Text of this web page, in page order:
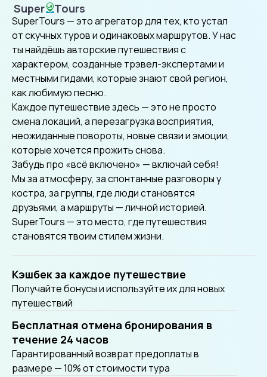
Super Tours
SuperTours
SuperTours — это агрегатор для тех, кто устал
от скучных туров и одинаковых маршрутов. У нас
ты найдёшь авторские путешествия с
характером, созданные трэвел-экспертами и
местными гидами, которые знают свой регион,
как любимую песню.
Каждое путешествие здесь — это не просто
смена локаций, а перезагрузка восприятия,
неожиданные повороты, новые связи и эмоции,
которые хочется прожить снова.
Забудь про «всё включено» — включай себя!
Мы за атмосферу, за спонтанные разговоры у
костра, за группы, где люди становятся
друзьями, а маршруты — личной историей.
SuperTours — это место, где путешествия
становятся твоим стилем жизни.
Кэшбек за каждое путешествие
Получайте бонусы и используйте их для новых
путешествий
Бесплатная отмена бронирования в
течение 24 часов
Гарантированный возврат предоплаты в
размере — 10% от стоимости тура